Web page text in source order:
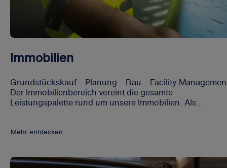
Immobilien
Grundstückskauf – Planung – Bau – Facility
Der Immobilienbereich vereint die gesamte
Leistungspalette rund um unsere Immobilien. Als
Mehr entdecken